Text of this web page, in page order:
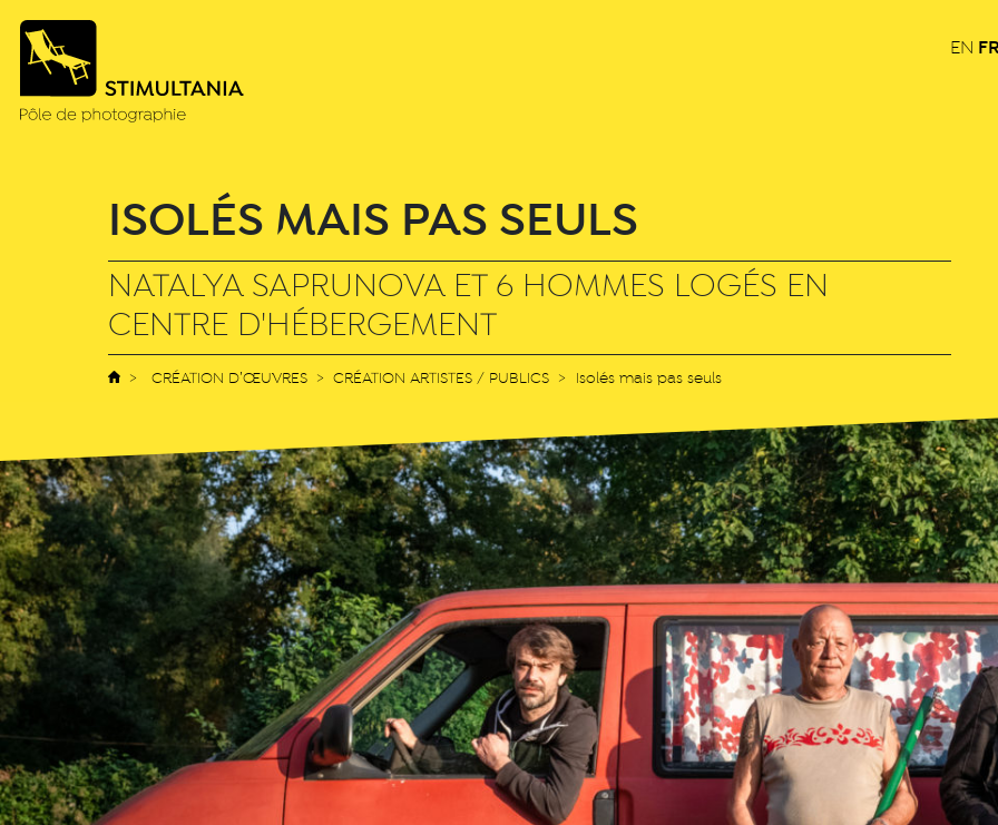
EN
ISOLÉS MAIS PAS SEULS
NATALYA SAPRUNOVA ET 6 HOMMES LOGÉS EN
CENTRE D'HÉBERGEMENT
CRÉATION D’ŒUVRES > CRÉATION ARTISTES / PUBLICS Isolés mais pas seuls